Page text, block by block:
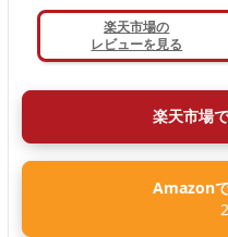
楽天市場の
レビューを見る
楽天市場
Amazon